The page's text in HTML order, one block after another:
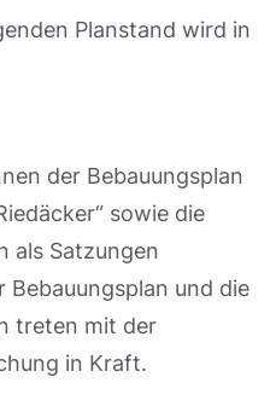
Planstand wird in
der Bebauungsplan
sowie die
als Satzungen
Bebauungsplan und die
treten mit der
in Kraft.